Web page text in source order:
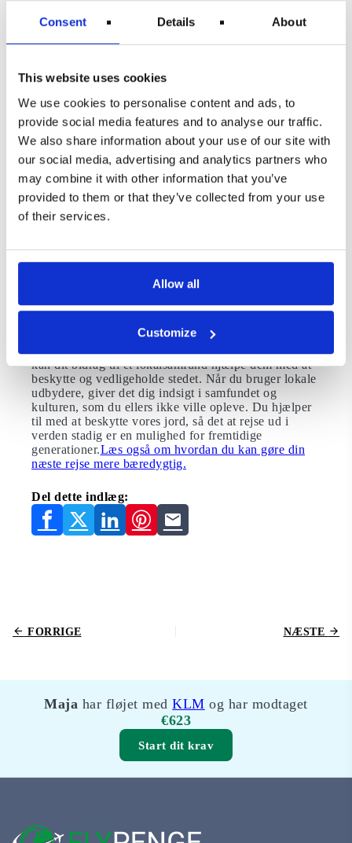
Consent Details About
This website uses cookies
We use cookies to personalise content and ads, to
provide social media features and to analyse our traffic.
We also share information about your use of our site with
our social media, advertising and analytics partners who
may combine it with other information that you’ve
provided to them or that they’ve collected from your use
of their services.
Allow all
Customize
Gennemgå dit grej
Reducer dit forbrug når du rejser og brug i stedet
så køb da produkter fra virksomheder med plus på
klimakontoen. Fra rygsække til solcreme kan du finde
virksomheder, der efterlader et minimalt miljømæssigt
aftryk, så du kan gøre din egen lille indsats for at
skade jorden mindst muligt.Du kan med fordel også
opbygge dit eget lille lager af genanvendelige
genstande. Vandflasker til engangsbrug kan være
svært at undgå, især i områder, hvor vandet ikke er
sikkert at drikke. Du kan købe genanvendelige flasker
med indbyggede filtre, men kontroller, at den, du
køber, er testet og passer til din destination.
rejser
virke som langt mere arbejde, men det fører til meget
inklusive dens gode og dårlige sider – hjælper med at
kan dit bidrag til et lokalsamfund hjælpe dem med at
beskytte og vedligeholde stedet. Når du bruger lokale
udbydere, giver det dig indsigt i samfundet og
kulturen, som du ellers ikke ville opleve. Du hjælper
til med at beskytte vores jord, så det at rejse ud i
verden stadig er en mulighed for fremtidige
generationer.Læs også om hvordan du kan gøre din
næste rejse mere bæredygtig.
Del dette indlæg:
FORRIGE NÆSTE
Maja har fløjet medKLM og har modtaget
€623
Start dit krav